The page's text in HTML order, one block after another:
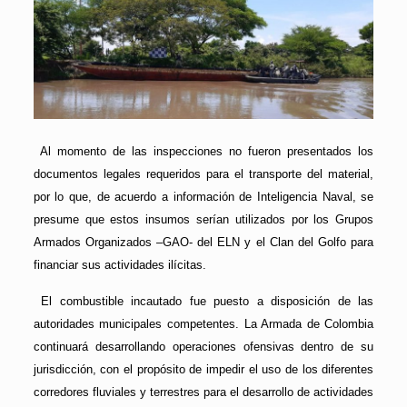
Al momento de las inspecciones no fueron presentados los
documentos legales requeridos para el transporte del material,
por lo que, de acuerdo a información de Inteligencia Naval, se
presume que estos insumos serían utilizados por los Grupos
Armados Organizados –GAO- del ELN y el Clan del Golfo para
financiar sus actividades ilícitas.
El combustible incautado fue puesto a disposición de las
autoridades municipales competentes. La Armada de Colombia
continuará desarrollando operaciones ofensivas dentro de su
jurisdicción, con el propósito de impedir el uso de los diferentes
corredores fluviales y terrestres para el desarrollo de actividades